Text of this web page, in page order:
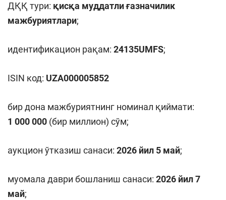
ДҚҚ тури: қисқа муддатли ғазначилик
мажбуриятлари;
идентификацион рақам: 24135UMFS;
ISIN код: UZA000005852
бир дона мажбуриятнинг номинал қиймати:
1 000 000 (бир миллион) сўм;
аукцион ўтказиш санаси: 2026 йил 5 май;
муомала даври бошланиш санаси: 2026 йил 7
май;